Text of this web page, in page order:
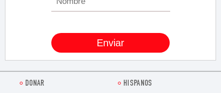
DONAR
HISPANOS